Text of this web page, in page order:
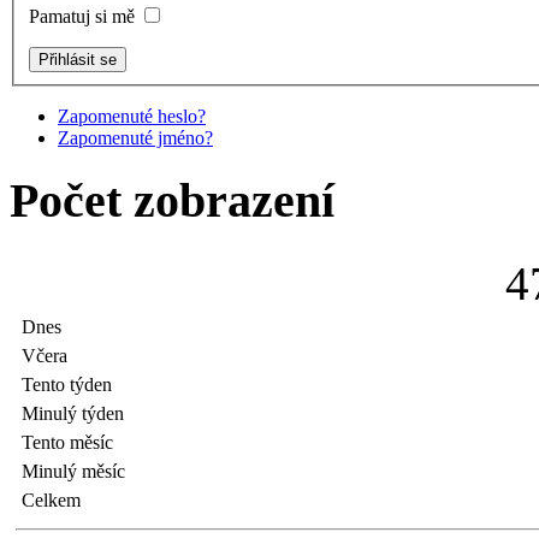
Pamatuj si mě
Zapomenuté heslo?
Zapomenuté jméno?
Počet zobrazení
4
Dnes
Včera
Tento týden
Minulý týden
Tento měsíc
Minulý měsíc
Celkem